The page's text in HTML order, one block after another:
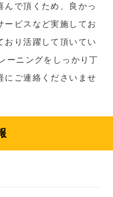
んで頂くため、良かっ
ービスなど実施してお
おり活躍して頂いてい
ーニングをしっかり丁
にご連絡くださいませ